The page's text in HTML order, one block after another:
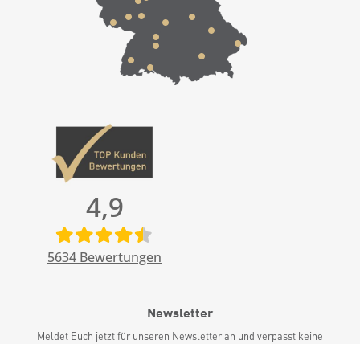
4,9
5634 Bewertungen
Newsletter
Meldet Euch jetzt für unseren Newsletter an und verpasst keine